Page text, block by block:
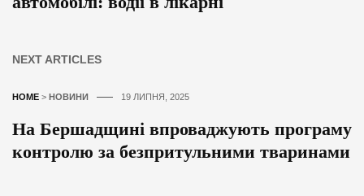
NEXT ARTICLES
HOME > НОВИНИ 19 ЛИПНЯ, 2025
На Бершадщині впроваджують програму
контролю за безпритульними тваринами